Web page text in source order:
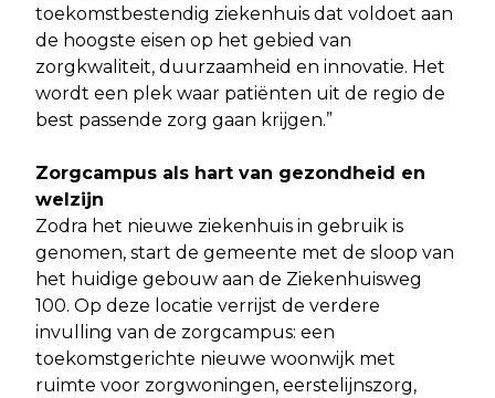
toekomstbestendig ziekenhuis dat voldoet aan
de hoogste eisen op het gebied van
zorgkwaliteit, duurzaamheid en innovatie. Het
wordt een plek waar patiënten uit de regio de
best passende zorg gaan krijgen.”
Zorgcampus als hart van gezondheid en
welzijn
Zodra het nieuwe ziekenhuis in gebruik is
genomen, start de gemeente met de sloop van
het huidige gebouw aan de Ziekenhuisweg
100. Op deze locatie verrijst de verdere
invulling van de zorgcampus: een
toekomstgerichte nieuwe woonwijk met
ruimte voor zorgwoningen, eerstelijnszorg,